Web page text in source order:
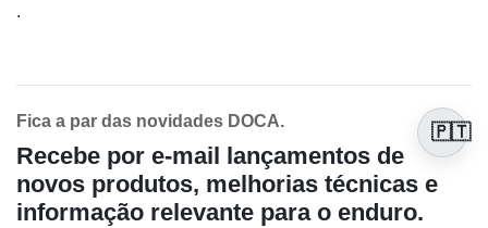
.
Fica a par das novidades DOCA.
Recebe por e-mail lançamentos de
novos produtos, melhorias técnicas e
informação relevante para o enduro.
🇵🇹